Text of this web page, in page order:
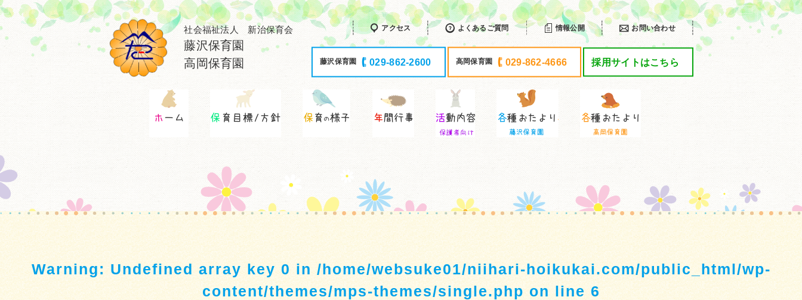
社会福祉法人 新治保育会
藤沢保育園
高岡保育園
アクセス よくあるご質問 情報公開 お問い合わせ
藤沢保育園 029-862-2600 高岡保育園 029-862-4666 採用サイトはこちら
Warning: Undefined array key 0 in/home/websuke01/niihari-hoikukai.com/public_html/wp-
content/themes/mps-themes/single.phpon line6